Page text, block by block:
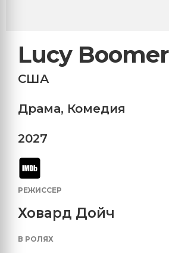
Lucy Boomer
США
Драма, Комедия
2027
РЕЖИССЕР
Ховард Дойч
В РОЛЯХ